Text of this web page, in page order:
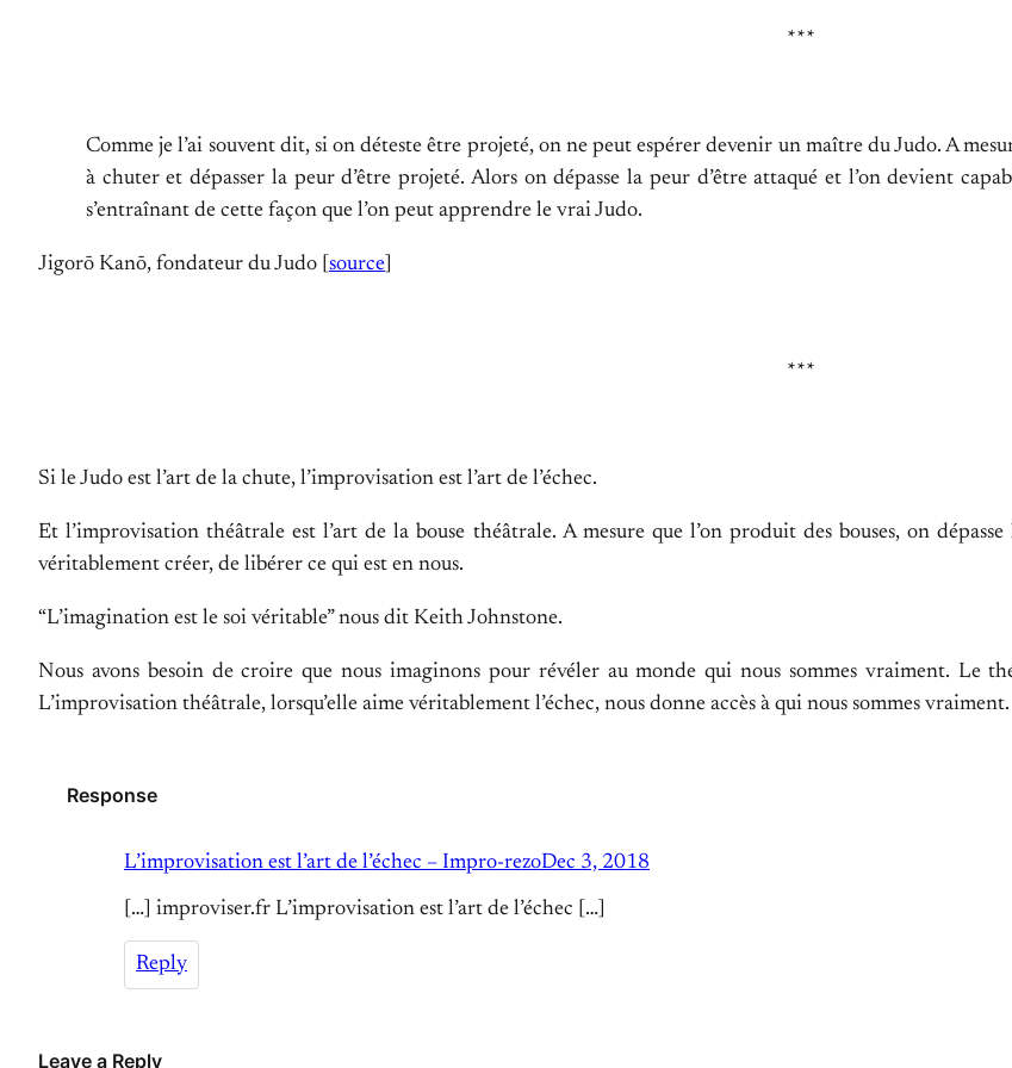
***
Comme je l’ai souvent dit, si on déteste être projeté, on ne peut espérer devenir un maître du Judo. A
à chuter et dépasser la peur d’être projeté. Alors on dépasse la peur d’être attaqué et l’on devient
s’entraînant de cette façon que l’on peut apprendre le vrai Judo.
Jigorō Kanō, fondateur du Judo [ source
***
Si le Judo est l’art de la chute, l’improvisation est l’art de l’échec.
Et l’improvisation théâtrale est l’art de la bouse théâtrale. A mesure que l’on produit des bouses, on
véritablement créer, de libérer ce qui est en nous.
“L’imagination est le soi véritable” nous dit Keith Johnstone.
Nous avons besoin de croire que nous imaginons pour révéler au monde qui nous sommes vraiment. Le
L’improvisation théâtrale, lorsqu’elle aime véritablement l’échec, nous donne accès à qui nous sommes vraiment.
Response
L’improvisation est l’art de l’échec – Impro-rezoDec 3, 2018
[…] improviser.fr L’improvisation est l’art de l’échec […]
Reply
Leave a Reply